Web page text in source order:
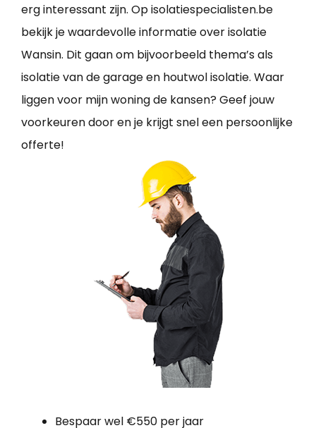
erg interessant zijn. Op isolatiespecialisten.be
bekijk je waardevolle informatie over isolatie
Wansin. Dit gaan om bijvoorbeeld thema’s als
isolatie van de garage en houtwol isolatie. Waar
liggen voor mijn woning de kansen? Geef jouw
voorkeuren door en je krijgt snel een persoonlijke
offerte!
Bespaar wel €550 per jaar